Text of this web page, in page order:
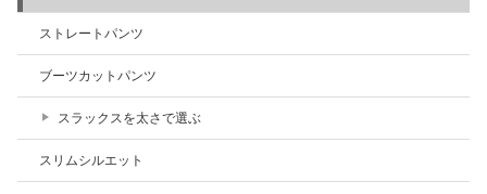
ストレートパンツ
ブーツカットパンツ
スラックスを太さで選ぶ
スリムシルエット